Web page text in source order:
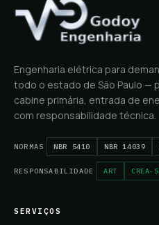
Engenharia elétrica para
todo o estado de São Paulo —
cabine primária, entrada de
com responsabilidade técnica.
NORMAS NBR 5410 NBR 14039
RESPONSABILIDADE ART CREA-
SERVIÇOS